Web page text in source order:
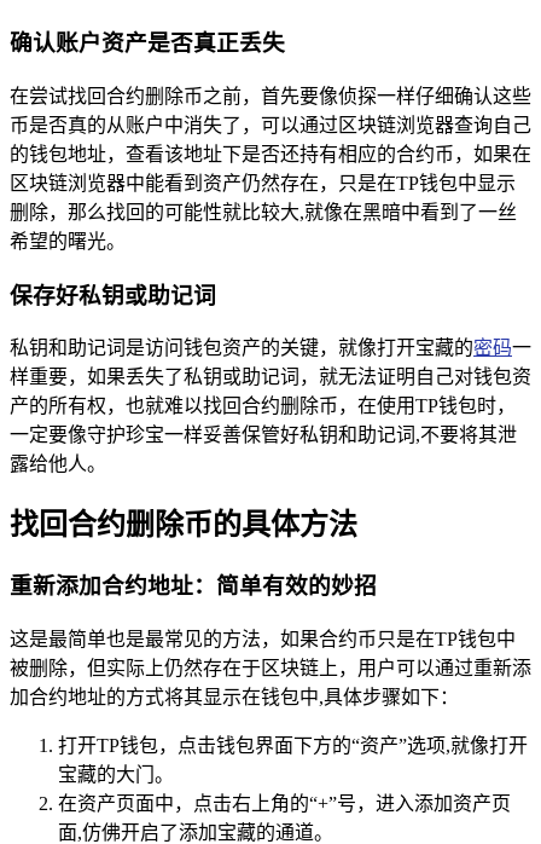
确认账户资产是否真正丢失
在尝试找回合约删除币之前，首先要像侦探一样仔细确认这些
币是否真的从账户中消失了，可以通过区块链浏览器查询自己
的钱包地址，查看该地址下是否还持有相应的合约币，如果在
区块链浏览器中能看到资产仍然存在，只是在TP钱包中显示
删除，那么找回的可能性就比较大,就像在黑暗中看到了一丝
希望的曙光。
保存好私钥或助记词
私钥和助记词是访问钱包资产的关键，就像打开宝藏的密码一
样重要，如果丢失了私钥或助记词，就无法证明自己对钱包资
产的所有权，也就难以找回合约删除币，在使用TP钱包时，
一定要像守护珍宝一样妥善保管好私钥和助记词,不要将其泄
露给他人。
找回合约删除币的具体方法
重新添加合约地址：简单有效的妙招
这是最简单也是最常见的方法，如果合约币只是在TP钱包中
被删除，但实际上仍然存在于区块链上，用户可以通过重新添
加合约地址的方式将其显示在钱包中,具体步骤如下：
打开TP钱包，点击钱包界面下方的“资产”选项,就像打开
宝藏的大门。
在资产页面中，点击右上角的“+”号，进入添加资产页
面,仿佛开启了添加宝藏的通道。